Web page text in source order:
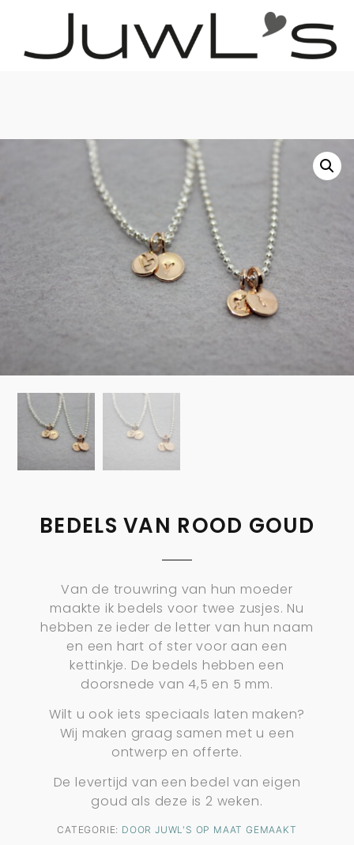
BEDELS VAN ROOD GOUD
Van de trouwring van hun moeder
maakte ik bedels voor twee zusjes. Nu
hebben ze ieder de letter van hun naam
en een hart of ster voor aan een
kettinkje. De bedels hebben een
doorsnede van 4,5 en 5 mm.
Wilt u ook iets speciaals laten maken?
Wij maken graag samen met u een
ontwerp en offerte.
De levertijd van een bedel van eigen
goud als deze is 2 weken.
CATEGORIE: DOOR JUWL'S OP MAAT GEMAAKT